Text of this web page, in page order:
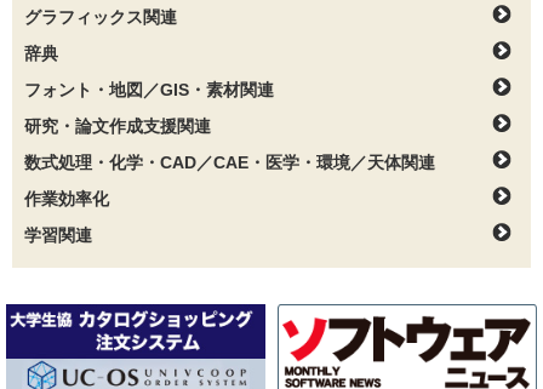
グラフィックス関連
辞典
フォント・地図／GIS・素材関連
研究・論文作成支援関連
数式処理・化学・CAD／CAE・医学・環境／天体関連
作業効率化
学習関連